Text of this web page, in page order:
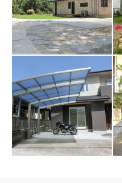
［CASE 118］七宗
町 T様